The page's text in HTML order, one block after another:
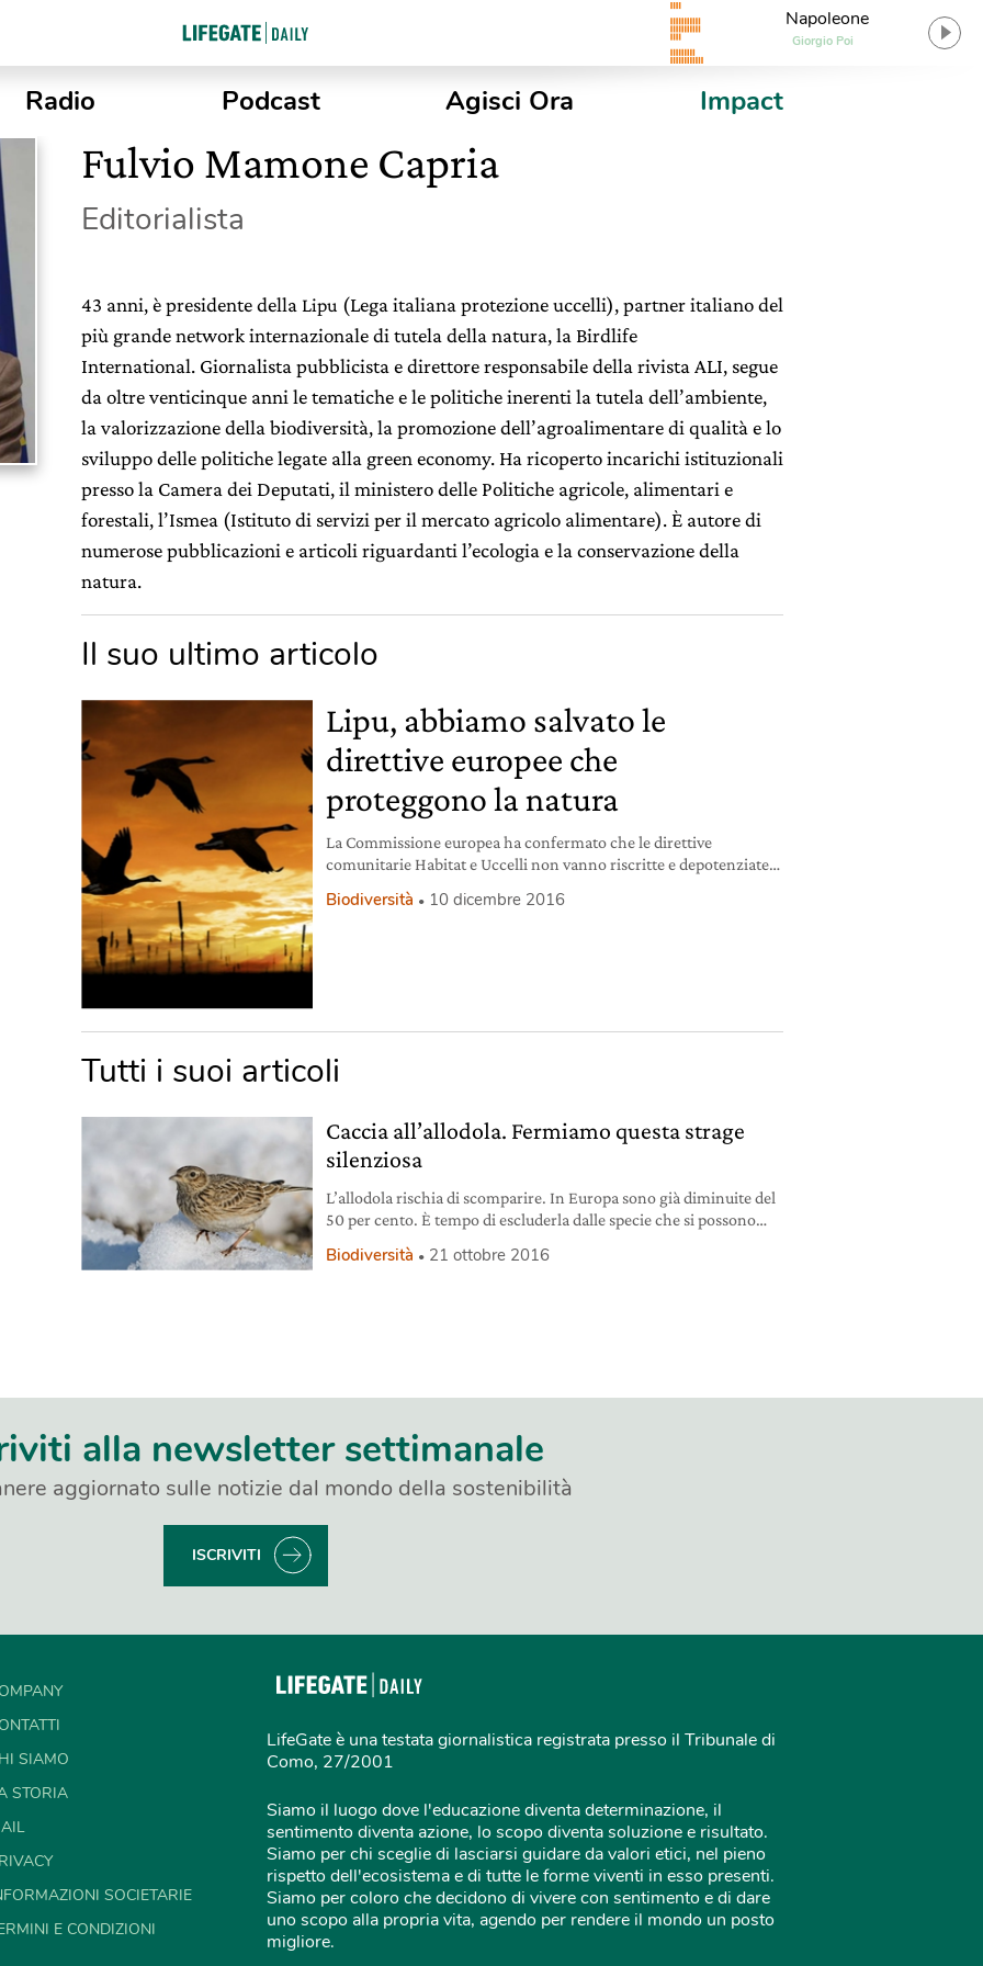
Napoleone
Giorgio Poi
Radio Podcast Agisci Ora Impact
Fulvio Mamone Capria
Editorialista
43 anni, è presidente della Lipu (Lega italiana protezione uccelli), partner italiano del
più grande network internazionale di tutela della natura, la Birdlife
International. Giornalista pubblicista e direttore responsabile della rivista ALI, segue
da oltre venticinque anni le tematiche e le politiche inerenti la tutela dell’ambiente,
la valorizzazione della biodiversità, la promozione dell’agroalimentare di qualità e lo
sviluppo delle politiche legate alla green economy. Ha ricoperto incarichi istituzionali
presso la Camera dei Deputati, il ministero delle Politiche agricole, alimentari e
forestali, l’Ismea (Istituto di servizi per il mercato agricolo alimentare). È autore di
numerose pubblicazioni e articoli riguardanti l’ecologia e la conservazione della
natura.
Il suo ultimo articolo
Lipu, abbiamo salvato le
direttive europee che
proteggono la natura
La Commissione europea ha confermato che le direttive
comunitarie Habitat e Uccelli non vanno riscritte e depotenziate,
Biodiversità 10 dicembre 2016
Tutti i suoi articoli
Caccia all’allodola. Fermiamo questa strage
silenziosa
L’allodola rischia di scomparire. In Europa sono già diminuite del
50 per cento. È tempo di escluderla dalle specie che si possono
Biodiversità 21 ottobre 2016
alla newsletter settimanale
aggiornato sulle notizie dal mondo della sostenibilità
ISCRIVITI
SIAMO
STORIA
SOCIETARIE
E CONDIZIONI
LifeGate è una testata giornalistica registrata presso il Tribunale di
Como, 27/2001
Siamo il luogo dove l'educazione diventa determinazione, il
sentimento diventa azione, lo scopo diventa soluzione e risultato.
Siamo per chi sceglie di lasciarsi guidare da valori etici, nel pieno
rispetto dell'ecosistema e di tutte le forme viventi in esso presenti.
Siamo per coloro che decidono di vivere con sentimento e di dare
uno scopo alla propria vita, agendo per rendere il mondo un posto
migliore.